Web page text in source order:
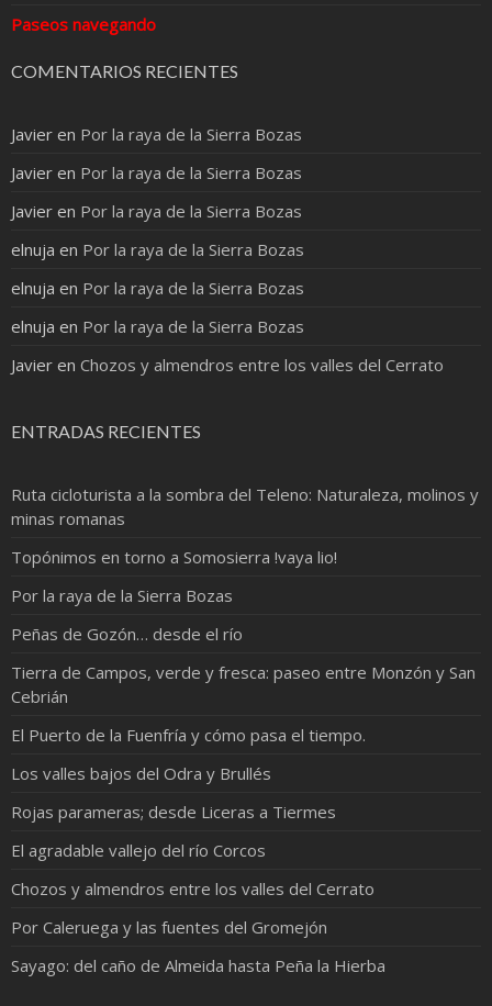
Paseos navegando
COMENTARIOS RECIENTES
Javier en Por la raya de la Sierra Bozas
Javier en Por la raya de la Sierra Bozas
Javier en Por la raya de la Sierra Bozas
elnuja en Por la raya de la Sierra Bozas
elnuja en Por la raya de la Sierra Bozas
elnuja en Por la raya de la Sierra Bozas
Javier en Chozos y almendros entre los valles del Cerrato
ENTRADAS RECIENTES
Ruta cicloturista a la sombra del Teleno: Naturaleza, molinos y
minas romanas
Topónimos en torno a Somosierra !vaya lio!
Por la raya de la Sierra Bozas
Peñas de Gozón… desde el río
Tierra de Campos, verde y fresca: paseo entre Monzón y San
Cebrián
El Puerto de la Fuenfría y cómo pasa el tiempo.
Los valles bajos del Odra y Brullés
Rojas parameras; desde Liceras a Tiermes
El agradable vallejo del río Corcos
Chozos y almendros entre los valles del Cerrato
Por Caleruega y las fuentes del Gromejón
Sayago: del caño de Almeida hasta Peña la Hierba